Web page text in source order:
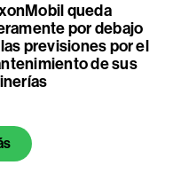
queda
por debajo
previsiones por el
de sus